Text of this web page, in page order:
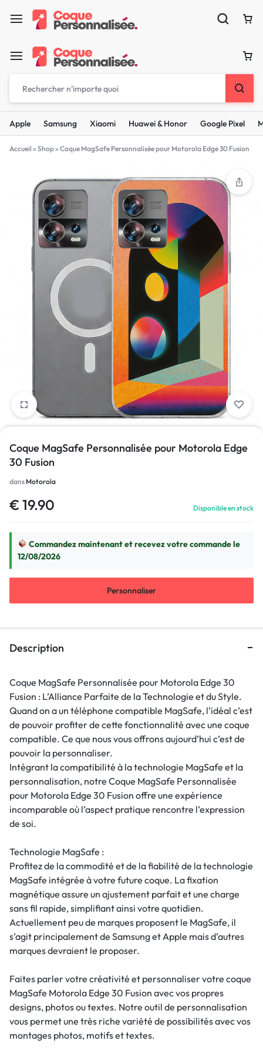
Apple Samsung Xiaomi Huawei & Honor Google Pixel
Accueil » Shop» Coque MagSafe Personnalisée pour Motorola Edge 30 Fusion
1/1
Coque MagSafe Personnalisée pour Motorola Edge
30 Fusion
dans Motorola
€ 19.90 Disponible en stock
Commandez maintenant et recevez votre commande le
12/08/2026
Personnaliser
Description
Coque MagSafe Personnalisée pour Motorola Edge 30
Fusion : L’Alliance Parfaite de la Technologie et du Style.
Quand on a un téléphone compatible MagSafe, l’idéal c’est
de pouvoir profiter de cette fonctionnalité avec une coque
compatible. Ce que nous vous offrons aujourd’hui c’est de
pouvoir la personnaliser.
Intégrant la compatibilité à la technologie MagSafe et la
personnalisation, notre Coque MagSafe Personnalisée
pour Motorola Edge 30 Fusion offre une expérience
incomparable où l’aspect pratique rencontre l’expression
de soi.
Technologie MagSafe :
Profitez de la commodité et de la fiabilité de la technologie
MagSafe intégrée à votre future coque. La fixation
magnétique assure un ajustement parfait et une charge
sans fil rapide, simplifiant ainsi votre quotidien.
Actuellement peu de marques proposent le MagSafe, il
s’agit principalement de Samsung et Apple mais d’autres
marques devraient le proposer.
Faites parler votre créativité et personnaliser votre coque
MagSafe Motorola Edge 30 Fusion avec vos propres
designs, photos ou textes. Notre outil de personnalisation
vous permet une très riche variété de possibilités avec vos
montages photos, motifs et textes.